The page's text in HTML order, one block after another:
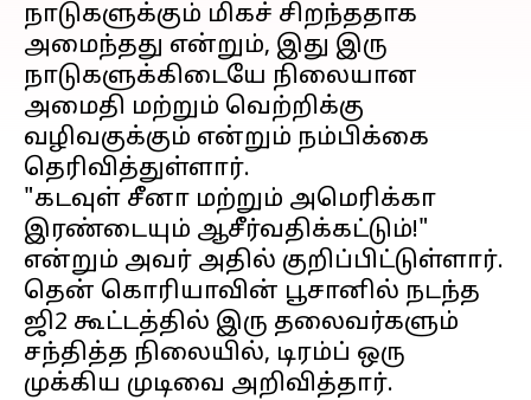
நாடுகளுக்கும் மிகச் சிறந்ததாக
அமைந்தது என்றும், இது இரு
நாடுகளுக்கிடையே நிலையான
அமைதி மற்றும் வெற்றிக்கு
வழிவகுக்கும் என்றும் நம்பிக்கை
தெரிவித்துள்ளார்.
"கடவுள் சீனா மற்றும் அமெரிக்கா
இரண்டையும் ஆசீர்வதிக்கட்டும்!"
என்றும் அவர் அதில் குறிப்பிட்டுள்ளார்.
தென் கொரியாவின் பூசானில் நடந்த
ஜி2 கூட்டத்தில் இரு தலைவர்களும்
சந்தித்த நிலையில், டிரம்ப் ஒரு
முக்கிய முடிவை அறிவித்தார்.